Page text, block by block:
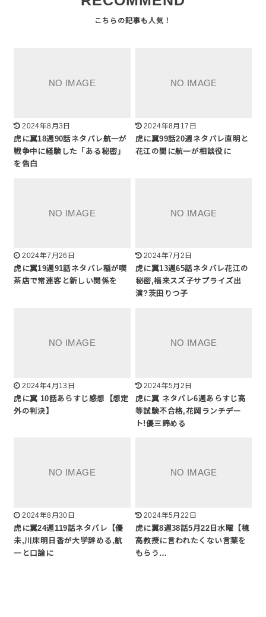
2024年8月3日
虎に翼18週90話ネタバレ航一が
戦争中に経験した「ある秘密」
を告白
2024年8月17日
虎に翼99話20週ネタバレ直明と
花江の間に航一が相談役に
2024年7月26日
虎に翼19週91話ネタバレ稲が喫
茶店で常連客と新しい関係を
2024年7月2日
虎に翼13週65話ネタバレ花江の
秘密,福来スズ子サプライズ出
演?茨田りつ子
2024年4月13日
虎に翼 10話あらすじ感想【想定
外の判決】
2024年5月2日
虎に翼 ネタバレ6週あらすじ高
等試験不合格,花岡ランチデー
ト!優三諦める
2024年8月30日
虎に翼24週119話ネタバレ【優
未,川床明日香が大学辞める,航
一と口論に
2024年5月22日
虎に翼8週38話5月22日水曜【穂
高教授に言われたくない言葉を
もらう…